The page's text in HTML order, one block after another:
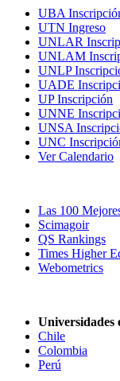
UBA
UTN Ingreso
UNLAR
UNLAM
UNLP
UADE
UP Inscripción
UNNE
UNSA
UNC
Ver Calendario
Las 100
Scimagoir
QS Rankings
Times Higher
Webometrics
Universidades
Chile
Colombia
Perú